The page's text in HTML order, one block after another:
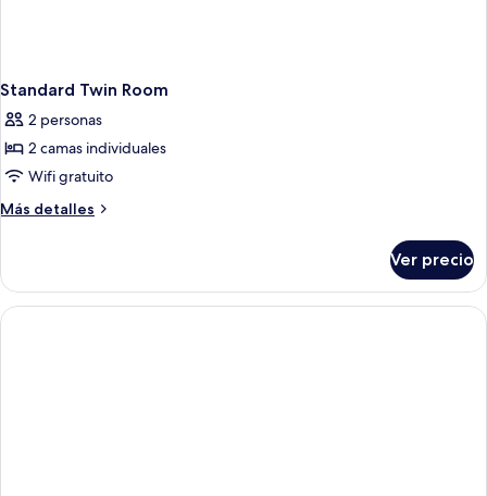
Standard Twin Room
2 personas
2 camas individuales
Wifi gratuito
Más detalles
Más
Twin
Room
Ver precio